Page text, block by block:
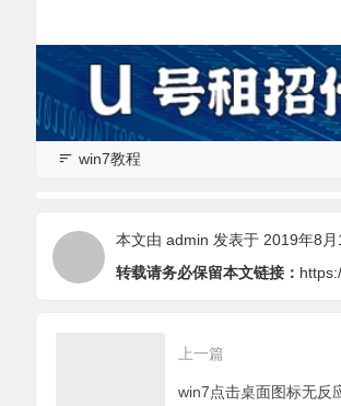
win7教程
本文由 admin 发表于 2019年8
转载请务必保留本文链接：
上一篇
win7点击桌面图标无反